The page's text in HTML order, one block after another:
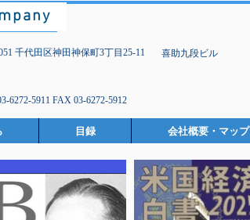
千代田区神田神保町3丁目25-11 喜助九段ビル
目録 会社概要・マップ
6272-5911 FAX 03-6272-5912